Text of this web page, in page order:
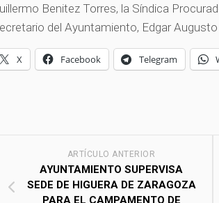
Benitez Torres, la Síndica
del Ayuntamiento, Edgar Augusto
X Facebook Telegram
ARTÍCULO ANTERIOR
AYUNTAMIENTO SUPERVISA
SEDE DE HIGUERA DE ZARAGOZA
PARA EL CAMPAMENTO DE